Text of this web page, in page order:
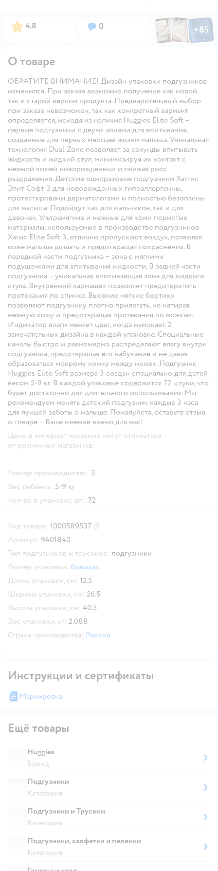
Рейтинг:
4,8 Вопросов:
0 ФотоФотоФото
+85
Открыть
О товаре
ОБРАТИТЕ ВНИМАНИЕ! Дизайн упаковки подгузников
изменился. При заказе возможно получение как новой,
так и старой версии продукта. Предварительный выбор
при заказе невозможен, так как конкретный вариант
определяется, исходя из наличия.Huggies Elite Soft –
первые подгузники с двумя зонами для впитывания,
созданные для первых месяцев жизни малыша. Уникальная
технология Dual Zone позволяет за секунды впитывать
жидкость и жидкий стул, минимизируя их контакт с
нежной кожей новорожденных и снижая риск
раздражения. Детские одноразовые подгузники Хаггис
Элит Софт 3 для новорожденных гипоаллергенны,
протестированы дерматологами и полностью безопасны
для малыша. Подойдут как для мальчиков, так и для
девочек. Ультрамягкие и нежные для кожи пористые
материалы, используемые в производстве подгузников
Хагис Elite Soft 3, отлично пропускают воздух, позволяя
коже малыша дышать и предотвращая покраснения. В
передней части подгузника – зона с мягкими
подушечками для впитывания жидкости. В задней части
подгузника – уникальная впитывающая зона для жидкого
стула. Внутренний кармашек позволяет предотвратить
протекания по спинке. Высокие мягкие бортики
позволяют подгузнику плотно прилегать, не натирая
нежную кожу и предотвращая протекания по ножкам.
Индикатор влаги меняет цвет, когда намокает. 2
замечательных дизайна в каждой упаковке. Специальные
каналы быстро и равномерно распределяют влагу внутри
подгузника, предотвращая его набухание и не давая
образоваться мокрому комку между ножек. Подгузник
Huggies Elite Soft размера 3 создан специально для детей
весом 5-9 кг. В каждой упаковке содержится 72 штуки, что
будет достаточно для длительного использования. Мы
рекомендуем менять детский подгузник каждые 3 часа
для лучшей заботы о малыше. Пожалуйста, оставьте отзыв
о товаре – Ваше мнение важно для нас!
Цены в интернет-магазине могут отличаться
от розничных магазинов.
Размер производителя: 3
Вес ребёнка: 5-9 кг
Кол-во в упаковке, шт.: 72
Код товара: 1000589537
Артикул: 9401840
Тип подгузников и трусиков: подгузники
Размер упаковки: большая
Длина упаковки, см: 12.5
Ширина упаковки, см: 26.5
Высота упаковки, см: 40.5
Вес упаковки, кг: 2.088
Страна производства: Россия
Инструкции и сертификаты
Маркировка
Ещё товары
Huggies
Бренд
Подгузники
Категория
Подгузники и Трусики
Категория
Подгузники, салфетки и пеленки
Категория